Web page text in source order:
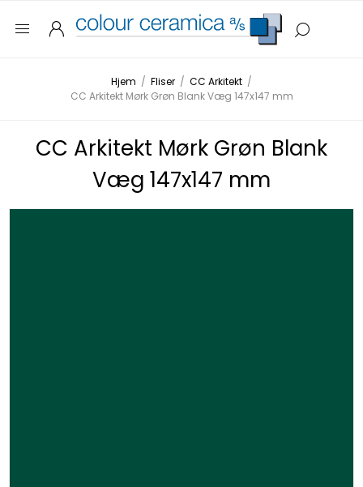
Hjem / Fliser / CC Arkitekt /
CC Arkitekt Mørk Grøn Blank Væg 147x147 mm
CC Arkitekt Mørk Grøn Blank
Væg 147x147 mm